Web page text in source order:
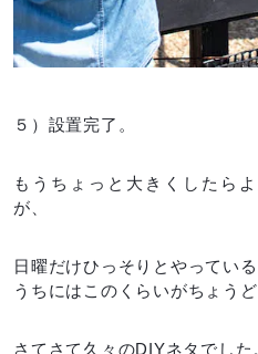
５）設置完了。
もうちょっと大きくしたら
が、
日曜だけひっそりとやってい
うちにはこのくらいがちょう
さてさて久々のDIYネタでした